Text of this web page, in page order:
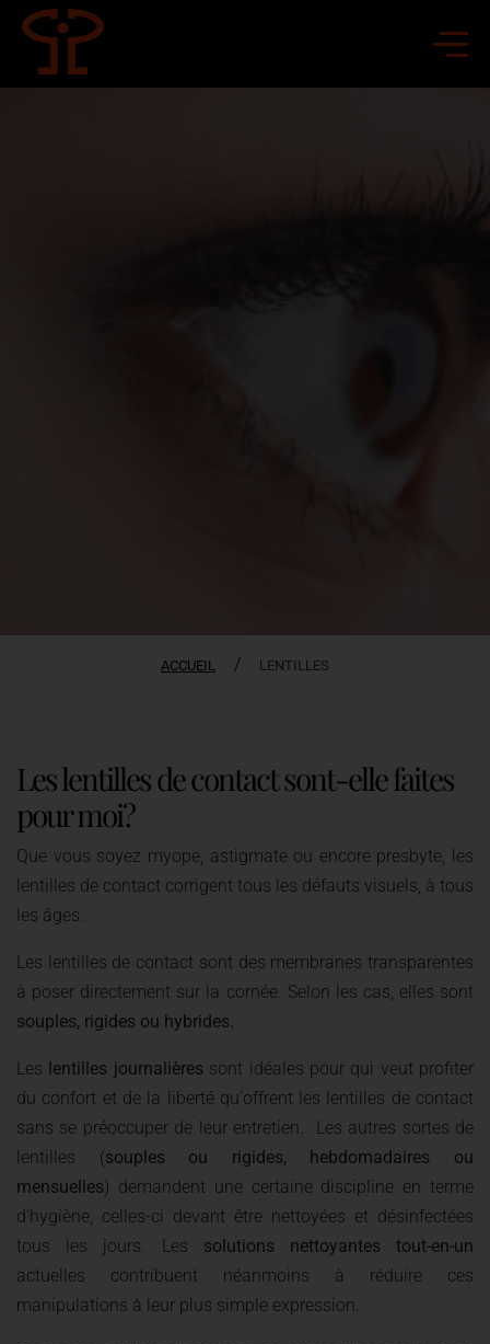
ACCUEIL / LENTILLES
Les lentilles de contact sont-elle faites
pour moi?
Que vous soyez myope, astigmate ou encore presbyte, les
lentilles de contact corrigent tous les défauts visuels, à tous
les âges.
Les lentilles de contact sont des membranes transparentes
à poser directement sur la cornée. Selon les cas, elles sont
souples, rigides ou hybrides.
Les lentilles journalières sont idéales pour qui veut profiter
du confort et de la liberté qu'offrent les lentilles de contact
sans se préoccuper de leur entretien. Les autres sortes de
lentilles (souples ou rigides, hebdomadaires ou
mensuelles) demandent une certaine discipline en terme
d'hygiène, celles-ci devant être nettoyées et désinfectées
tous les jours. Les solutions nettoyantes tout-en-un
actuelles contribuent néanmoins à réduire ces
manipulations à leur plus simple expression.